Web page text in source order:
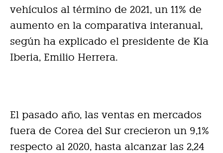
vehículos al término de 2021, un 11% de
aumento en la comparativa interanual,
según ha explicado el presidente de Kia
Iberia, Emilio Herrera.
El pasado año, las ventas en mercados
fuera de Corea del Sur crecieron un 9,1%
respecto al 2020, hasta alcanzar las 2,24